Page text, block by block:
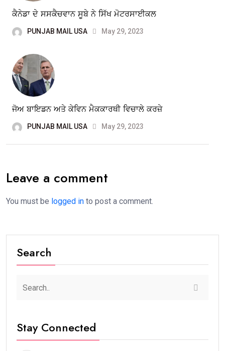
ਕੈਨੇਡਾ ਦੇ ਸਸਕੈਚਵਾਨ ਸੂਬੇ ਨੇ ਸਿੱਖ ਮੋਟਰਸਾਈਕਲ
PUNJAB MAIL USA May 29, 2023
ਜੋਅ ਬਾਇਡਨ ਅਤੇ ਕੇਵਿਨ ਮੈਕਕਾਰਥੀ ਵਿਚਾਲੇ ਕਰਜ਼ੇ
PUNJAB MAIL USA May 29, 2023
Leave a comment
You must be logged in to post a comment.
Search
Stay Connected